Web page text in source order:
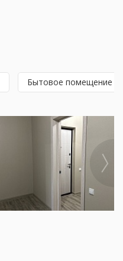
Бытовое помещение